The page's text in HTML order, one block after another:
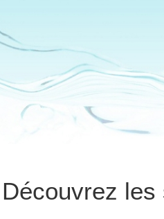
Découvrez